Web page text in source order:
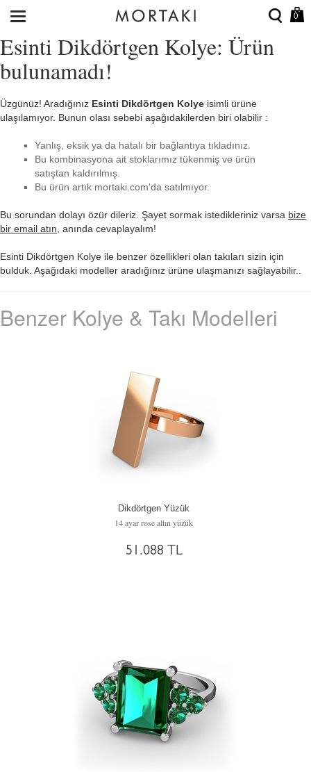
0
Esinti Dikdörtgen Kolye: Ürün
bulunamadı!
Üzgünüz! Aradığınız Esinti Dikdörtgen Kolye isimli ürüne
ulaşılamıyor. Bunun olası sebebi aşağıdakilerden biri olabilir :
Yanlış, eksik ya da hatalı bir bağlantıya tıkladınız.
Bu kombinasyona ait stoklarımız tükenmiş ve ürün
satıştan kaldırılmış.
Bu ürün artık mortaki.com'da satılmıyor.
Bu sorundan dolayı özür dileriz. Şayet sormak istedikleriniz varsa bize
bir email atın , anında cevaplayalım!
Esinti Dikdörtgen Kolye ile benzer özellikleri olan takıları sizin için
bulduk. Aşağıdaki modeller aradığınız ürüne ulaşmanızı sağlayabilir..
Benzer Kolye & Takı Modelleri
Dikdörtgen Yüzük
14 ayar rose altın yüzük
51.088 TL